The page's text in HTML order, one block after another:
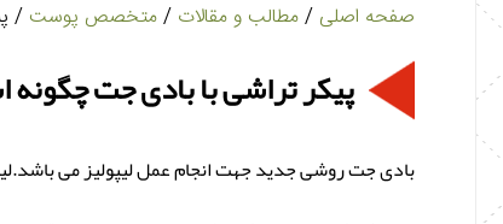
صفحه اصلی / مطالب و مقالات / متخصص پوست /
پیکر تراشی با بادی جت
بادی جت روشی جدید جهت انجام عمل لیپولیز می